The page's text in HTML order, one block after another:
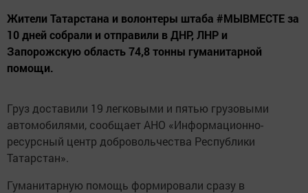
Жители Татарстана и волонтеры штаба #МЫВМЕСТЕ за
10 дней собрали и отправили в ДНР, ЛНР и
Запорожскую область 74,8 тонны гуманитарной
помощи.
Груз доставили 19 легковыми и пятью грузовыми
автомобилями, сообщает АНО «Информационно-
ресурсный центр добровольчества Республики
Татарстан».
Гуманитарную помощь формировали сразу в